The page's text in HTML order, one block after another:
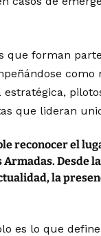
que forman
que lideran
reconocer el
Desde
la
es lo que